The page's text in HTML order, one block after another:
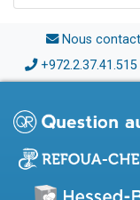
Nous
+972.2.37.41.515